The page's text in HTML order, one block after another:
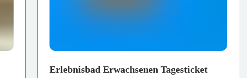
Erlebnisbad Erwachsenen Tagesticket